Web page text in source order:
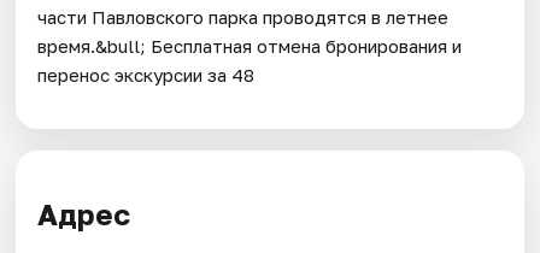
части Павловского парка проводятся в летнее
время.&bull; Бесплатная отмена бронирования и
перенос экскурсии за 48
Адрес